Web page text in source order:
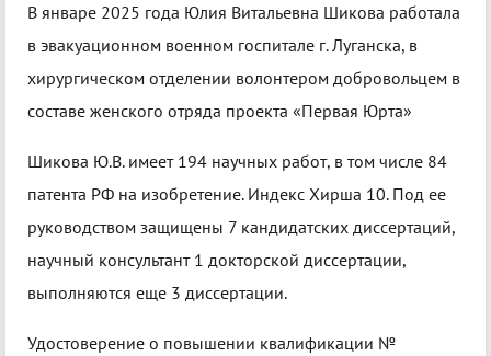
В январе 2025 года Юлия Витальевна Шикова работала
в эвакуационном военном госпитале г. Луганска, в
хирургическом отделении волонтером добровольцем в
составе женского отряда проекта «Первая Юрта»
Шикова Ю.В. имеет 194 научных работ, в том числе 84
патента РФ на изобретение. Индекс Хирша 10. Под ее
руководством защищены 7 кандидатских диссертаций,
научный консультант 1 докторской диссертации,
выполняются еще 3 диссертации.
Удостоверение о повышении квалификации №